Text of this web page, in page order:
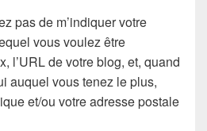
pas de m’indiquer votre
vous voulez être
l’URL de votre blog, et, quand
auquel vous tenez le plus,
et/ou votre adresse postale